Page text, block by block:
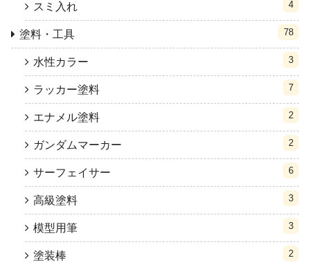
スミ入れ 4
塗料・工具 78
水性カラー 3
ラッカー塗料 7
エナメル塗料 2
ガンダムマーカー 2
サーフェイサー 6
高級塗料 3
模型用筆 3
塗装棒 2